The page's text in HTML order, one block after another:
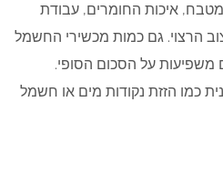
איכות החומרים, עבודת
הרצוי. גם כמות מכשירי החשמל
משפיעות על הסכום הסופי.
כמו הזזת נקודות מים או חשמל